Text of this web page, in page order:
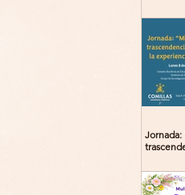
del libro:
Jornada: